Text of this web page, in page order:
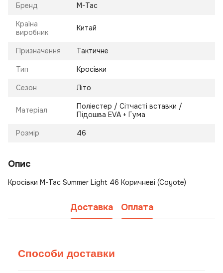
Бренд M-Tac
Країна
виробник
Китай
Призначення Тактичне
Тип Кросівки
Сезон Літо
Матеріал
Поліестер / Сітчасті вставки /
Підошва EVA + Гума
Розмір 46
Опис
Кросівки M-Tac Summer Light 46 Коричневі (Coyote)
Доставка Оплата
Способи доставки